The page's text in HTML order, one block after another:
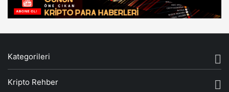
1 ağustos bitcoin ne oluyor
1 Aralık Floki Inu fiyat analizi
1 bitcoin
Kategorileri
Kripto Rehber